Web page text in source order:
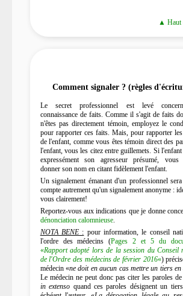
▲ Haut
Comment signaler ? (règles
Le secret professionnel est levé
connaissance de faits. Comme il s'agit de faits
n'êtes pas directement témoin, employez le
pour rapporter ces faits. Mais, pour rapporter les
de l'enfant, comme vous êtes témoin direct des
l'enfant, vous les citez entre guillemets. Si
expressément son agresseur présumé, vous
donner son nom en citant fidèlement l'enfant.
Un signalement émanant d'un professionnel
compte autrement qu'un signalement anonyme :
vous clairement!
Reportez-vous aux indications que je donne
dénonciation calomnieuse.
NOTA BENE : pour information, le conseil
l'ordre des médecins (Pages 2 et 5 du
«Rapport adopté lors de la session du Conseil
de l'Ordre des médecins de février 2016«)
médecin «ne doit en aucun cas mettre un tiers en
Le médecin ne peut donc pas citer les paroles
in extenso quand ces paroles désignent un